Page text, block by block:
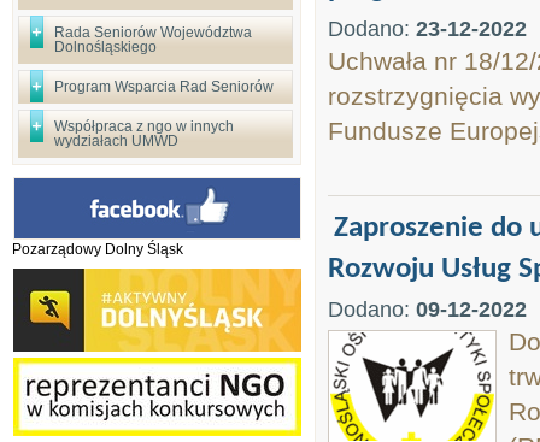
Rada Seniorów Województwa
Dolnośląskiego
Program Wsparcia Rad Seniorów
Współpraca z ngo w innych
wydziałach UMWD
Pozarządowy Dolny Śląsk
Dodano: 23-12-2022
Uchwała nr 18/
rozstrzygnięcia
Fundusze
Zaproszenie do
Rozwoju Usług
Dodano: 09-12-2022